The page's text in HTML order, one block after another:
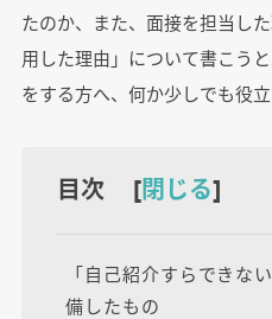
たのか、また、面接を担当し
用した理由」について書こう
をする方へ、何か少しでも役
目次 [閉じる]
「自己紹介すらでき
備したもの